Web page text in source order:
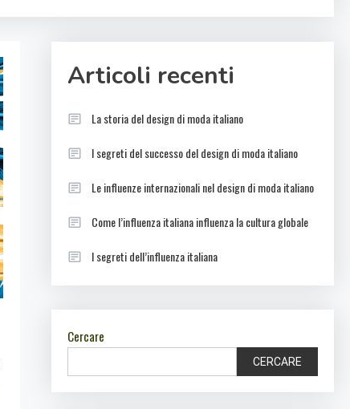
Articoli recenti
La storia del design di moda italiano
I segreti del successo del design di moda italiano
Le influenze internazionali nel design di moda italiano
Come l’influenza italiana influenza la cultura globale
I segreti dell’influenza italiana
Cercare
CERCARE